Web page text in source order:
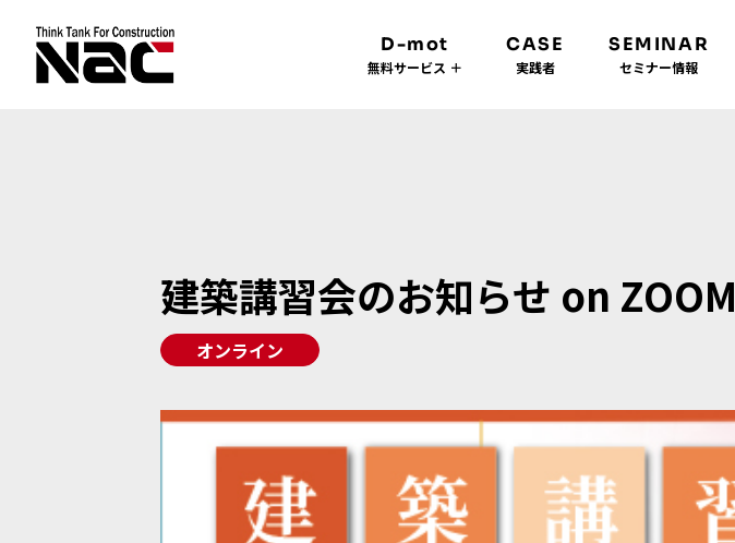
D-mot
無料サービス ＋
CASE
実践者
SEMINAR
セミナー情報
建築講習会のお知らせ on ZOOM
オンライン